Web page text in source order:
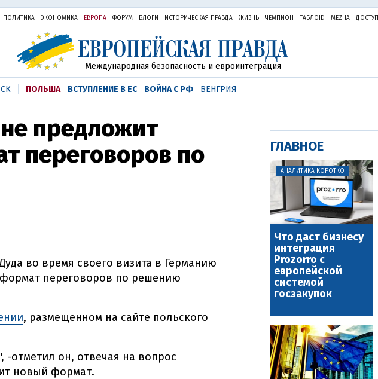
ПОЛИТИКА ЭКОНОМИКА ЕВРОПА ФОРУМ БЛОГИ ИСТОРИЧЕСКАЯ ПРАВДА ЖИЗНЬ ЧЕМПИОН ТАБЛОID MEZHA ДОСТУП
Международная безопасность и евроинтеграция
ПОЛЬША ВСТУПЛЕНИЕ В ЕС ВОЙНА С РФ ВЕНГРИЯ
предложит
переговоров по
во время своего визита в Германию
формат переговоров по решению
, размещенном на сайте польского
-отметил он, отвечая на вопрос
новый формат.
ГЛАВНОЕ
АНАЛИТИКА КОРОТКО
Что даст бизнесу
интеграция
Prozorro с
европейской
системой
госзакупок